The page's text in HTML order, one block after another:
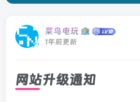
菜鸟电玩
1年前更新
网站升级通知